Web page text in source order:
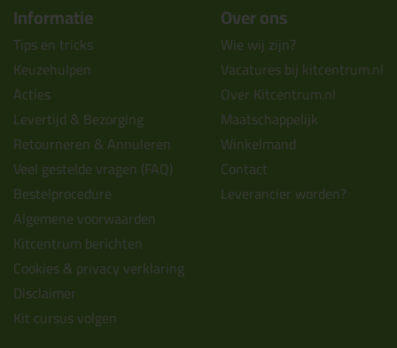
Informatie
Tips en tricks
Keuzehulpen
Acties
Levertijd & Bezorging
Retourneren & Annuleren
Veel gestelde vragen (FAQ)
Bestelprocedure
Algemene voorwaarden
Kitcentrum berichten
Cookies & privacy verklaring
Disclaimer
Kit cursus volgen
Over ons
Wie wij zijn?
Vacatures bij kitcentrum.nl
Over Kitcentrum.nl
Maatschappelijk
Winkelmand
Contact
Leverancier worden?